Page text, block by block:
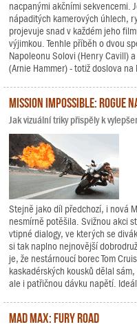
nacpanými akčními sekvencemi.
nápaditých kamerových úhlech,
projevuje snad v každém jeho
výjimkou. Tenhle příběh o dvou
Napoleonu Solovi (Henry Cavill)
(Arnie Hammer) - totiž doslova na
Mission Impossible: Rogue
Jak vizuální triky přispěly k
Stejně jako díl předchozí, i nová
nesmírně potěšila. Svižnou akci
vtipné dialogy, ve kterých se
si tak naplno nejnovější
je, že nestárnoucí borec Tom
kaskadérských kousků dělal
ale i patřičnou dávku napětí.
Mad Max: Fury Road